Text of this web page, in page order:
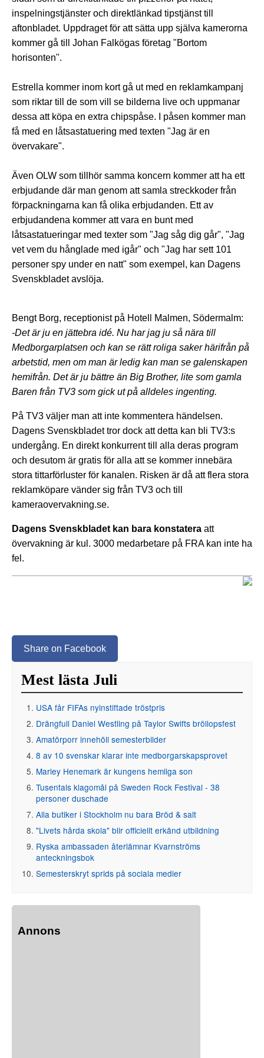
inspelningstjänster och direktlänkad tipstjänst till
aftonbladet. Uppdraget för att sätta upp själva kamerorna
kommer gå till Johan Falkögas företag "Bortom
horisonten".
Estrella kommer inom kort gå ut med en reklamkampanj
som riktar till de som vill se bilderna live och uppmanar
dessa att köpa en extra chipspåse. I påsen kommer man
få med en låtsastatuering med texten "Jag är en
övervakare".
Även OLW som tillhör samma koncern kommer att ha ett
erbjudande där man genom att samla streckkoder från
förpackningarna kan få olika erbjudanden. Ett av
erbjudandena kommer att vara en bunt med
låtsastatueringar med texter som "Jag såg dig går", "Jag
vet vem du hånglade med igår" och "Jag har sett 101
personer spy under en natt" som exempel, kan Dagens
Svenskbladet avslöja.
Bengt Borg, receptionist på Hotell Malmen, Södermalm:
-Det är ju en jättebra idé. Nu har jag ju så nära till
Medborgarplatsen och kan se rätt roliga saker härifrån på
arbetstid, men om man är ledig kan man se galenskapen
hemifrån. Det är ju bättre än Big Brother, lite som gamla
Baren från TV3 som gick ut på alldeles ingenting.
På TV3 väljer man att inte kommentera händelsen.
Dagens Svenskbladet tror dock att detta kan bli TV3:s
undergång. En direkt konkurrent till alla deras program
och desutom är gratis för alla att se kommer innebära
stora tittarförluster för kanalen. Risken är då att flera stora
reklamköpare vänder sig från TV3 och till
kameraovervakning.se.
Dagens Svenskbladet kan bara konstatera att
övervakning är kul. 3000 medarbetare på FRA kan inte ha
fel.
Share on Facebook
Mest lästa Juli
USA får FIFAs nyinstiftade tröstpris
Drängfull Daniel Westling på Taylor Swifts bröllopsfest
Amatörporr innehöll semesterbilder
8 av 10 svenskar klarar inte medborgarskapsprovet
Marley Henemark är kungens hemliga son
Tusentals klagomål på Sweden Rock Festival - 38
personer duschade
Alla butiker i Stockholm nu bara Bröd & salt
"Livets hårda skola" blir officiellt erkänd utbildning
Ryska ambassaden återlämnar Kvarnströms
anteckningsbok
Semesterskryt sprids på sociala medier
Annons